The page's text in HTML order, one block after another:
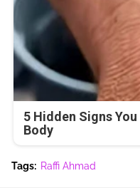
5 Hidden Signs
Body
Tags: Raffi Ahmad